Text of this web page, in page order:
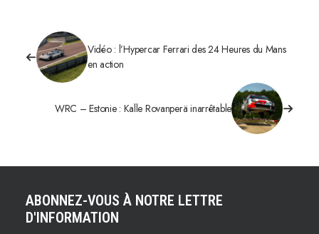
Vidéo : l’Hypercar Ferrari des 24 Heures du Mans
en action
WRC – Estonie : Kalle Rovanperä inarrêtable
ABONNEZ-VOUS À NOTRE LETTRE
D'INFORMATION